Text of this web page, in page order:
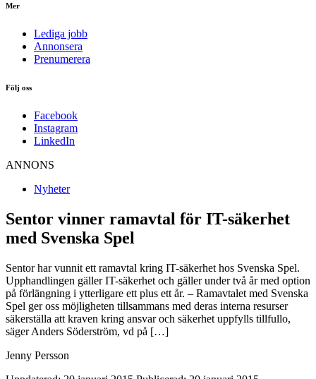
Mer
Lediga jobb
Annonsera
Prenumerera
Följ oss
Facebook
Instagram
LinkedIn
ANNONS
Nyheter
Sentor vinner ramavtal för IT-säkerhet
med Svenska Spel
Sentor har vunnit ett ramavtal kring IT-säkerhet hos Svenska Spel.
Upphandlingen gäller IT-säkerhet och gäller under två år med option
på förlängning i ytterligare ett plus ett år. – Ramavtalet med Svenska
Spel ger oss möjligheten tillsammans med deras interna resurser
säkerställa att kraven kring ansvar och säkerhet uppfylls tillfullo,
säger Anders Söderström, vd på […]
Jenny Persson